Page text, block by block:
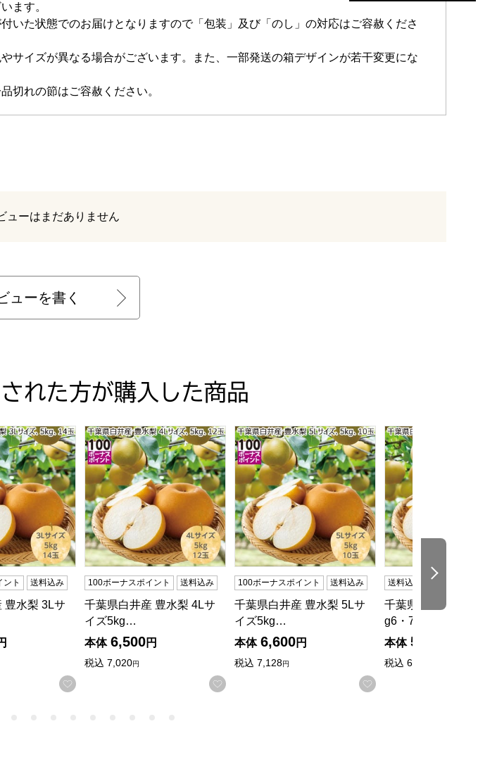
ます。
いた状態でのお届けとなりますので「包装」及び「のし」の対応はご容赦くださ
サイズが異なる場合がございます。また、一部発送の箱デザインが若干変更にな
切れの節はご容赦ください。
ューはまだありません
ューを書く
れた方が購入した商品
間:8/22(土)〜9/18(金)】【MK】
け期間:8/22(土)〜9/20(日)】【MK】
する
豊水梨 3Lサイズ5kg14玉【お届け期間:8/22(土)〜9/20(日)】【MK】
ント 送料込み
豊水梨 3Lサ
お気に入りに登録する
千葉県白井産 豊水梨 4Lサイズ5kg12玉【お届け期間:8/22(土)〜9/20(日)】【MK】
100ボーナスポイント 送料込み
千葉県白井産 豊水梨 4Lサ
イズ5kg…
本体 6,500円
税込 7,020円
お気に入りに登録する
千葉県白井産 豊水梨 5Lサイズ5kg10玉【お届け期
100ボーナスポイント 送料込み
千葉県白井産 豊水梨 5Lサ
イズ5kg…
本体 6,600円
税込 7,128円
お気に入りに登録する
千葉県白井産 あきづ
送料込み
千葉県白井産 あきづ
g6・7…
本体 5,600
税込 6,048
次の商品